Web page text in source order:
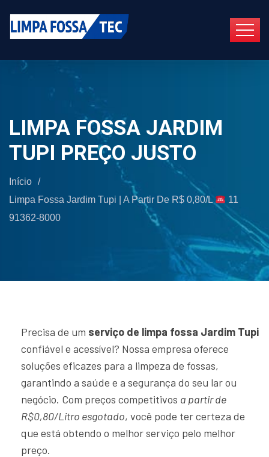
LIMPA FOSSA JARDIM
TUPI PREÇO JUSTO
Início /
Limpa Fossa Jardim Tupi | A Partir De R$ 0,80/L
11
91362-8000
Precisa de um serviço de limpa fossa Jardim Tupi
confiável e acessível? Nossa empresa oferece
soluções eficazes para a limpeza de fossas,
garantindo a saúde e a segurança do seu lar ou
negócio. Com preços competitivos a partir de
R$0,80/Litro esgotado, você pode ter certeza de
que está obtendo o melhor serviço pelo melhor
preço.